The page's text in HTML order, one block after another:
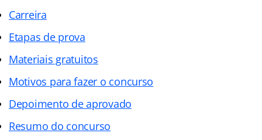
Carreira
Etapas de prova
Materiais gratuitos
Motivos para fazer o concurso
Depoimento de aprovado
Resumo do concurso